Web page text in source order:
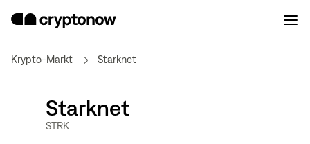
Krypto-Markt Starknet
Starknet
STRK